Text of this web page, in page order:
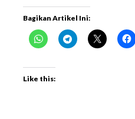
Bagikan Artikel Ini:
Like this: